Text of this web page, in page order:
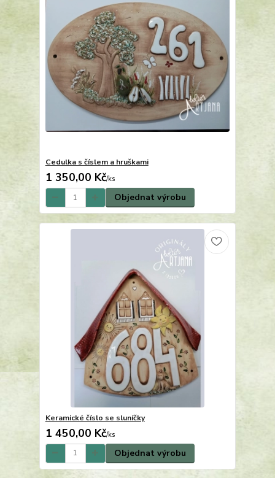
Cedulka s číslem a hruškami
1 350,00 Kč/ks
Objednat výrobu
Keramické číslo se sluníčky
1 450,00 Kč/ks
Objednat výrobu